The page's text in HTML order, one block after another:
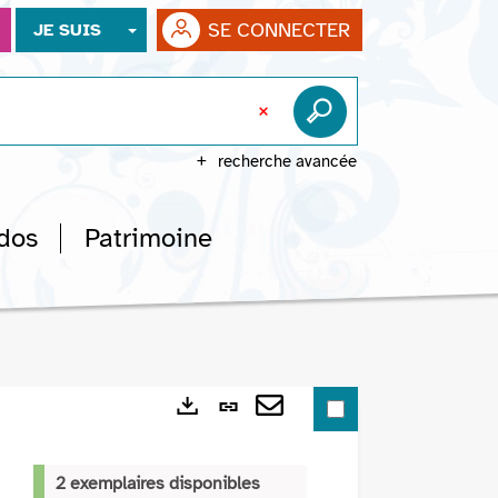
JE SUIS SE CONNECTER
recherche avancée
Patrimoine
Lien
(Nouvelle
2 exemplaires disponibles